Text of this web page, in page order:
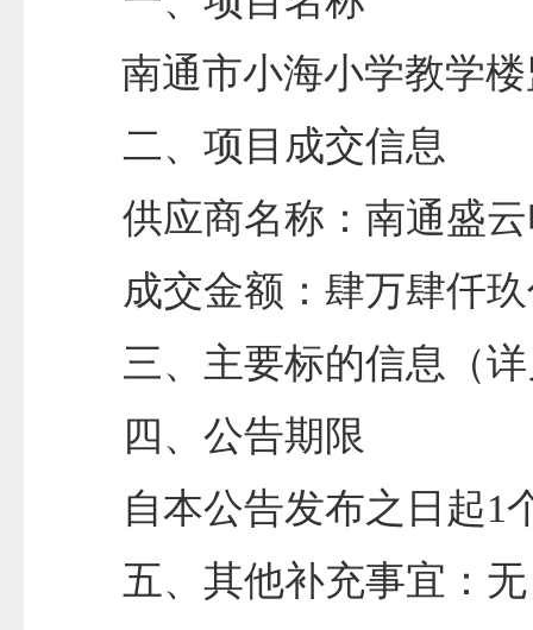
南通市小海小学教学
二、项目成交信息
供应商名称：南通盛
成交金额：肆万肆仟
三、主要标的信息（
四、公告期限
自本公告发布之日起1
五、其他补充事宜：无